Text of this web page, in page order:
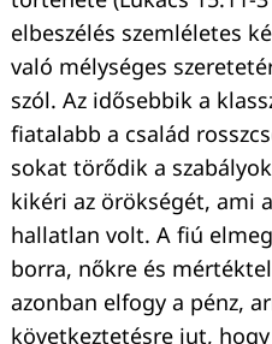
elbeszélés szemléletes
való mélységes
szól. Az idősebbik a
fiatalabb a család
sokat törődik a
kikéri az örökségét, ami
hallatlan volt. A fiú
borra, nőkre és
azonban elfogy a pénz,
következtetésre jut,